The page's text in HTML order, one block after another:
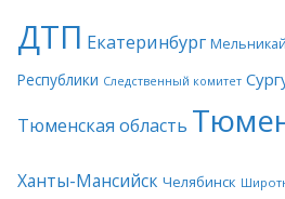
ДТП Екатеринбург
Республики Следственный комитет
Тюменская область
Ханты-Мансийск Челябинск